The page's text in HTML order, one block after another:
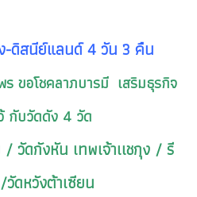
-ดิสนีย์แลนด์ 4 วัน 3 คืน
ขอโชคลาภบารมี เสริมธุรกิจ
กับวัดดัง 4 วัด
วัดกังหัน เทพเจ้าเเชกุง / รี
ดหวังต้าเซียน